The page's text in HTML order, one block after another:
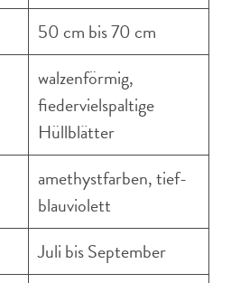
50 cm bis 70 cm
walzenförmig,
fiedervielspaltige
Hüllblätter
amethystfarben, tief-
blauviolett
Juli bis September